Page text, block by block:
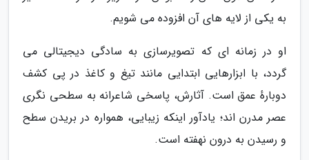
به یکی از لایه های آن افزوده می شویم.
او در زمانه ای که تصویرسازی به سادگی دیجیتالی می
گردد، با ابزارهایی ابتدایی مانند تیغ و کاغذ در پی کشف
دوبارهٔ عمق است. آثارش، پاسخی شاعرانه به سطحی نگری
عصر مدرن اند؛ یادآور اینکه زیبایی، همواره در بریدن سطح
و رسیدن به درون نهفته است.